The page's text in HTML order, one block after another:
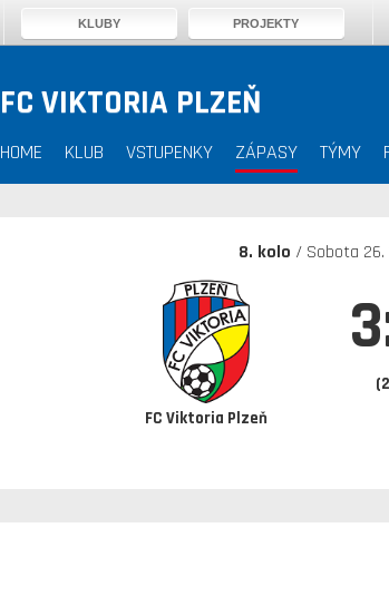
FC VIKTORIA PLZEŇ
HOME KLUB VSTUPENKY ZÁPASY TÝMY
8. kolo / Sobota 26.
FC Viktoria Plzeň
KLUBY PROJEKTY